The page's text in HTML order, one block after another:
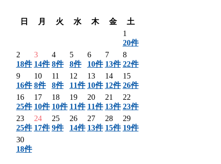
日
月 火 水 木 金
土
1
20件
2
18件
3
14件
4
8件
5
8件
6
10件
7
13件
8
22件
9
16件
10
8件
11
8件
12
11件
13
10件
14
12件
15
26件
16
25件
17
10件
18
10件
19
11件
20
11件
21
13件
22
23件
23
25件
24
17件
25
9件
26
14件
27
13件
28
15件
29
19件
30
18件